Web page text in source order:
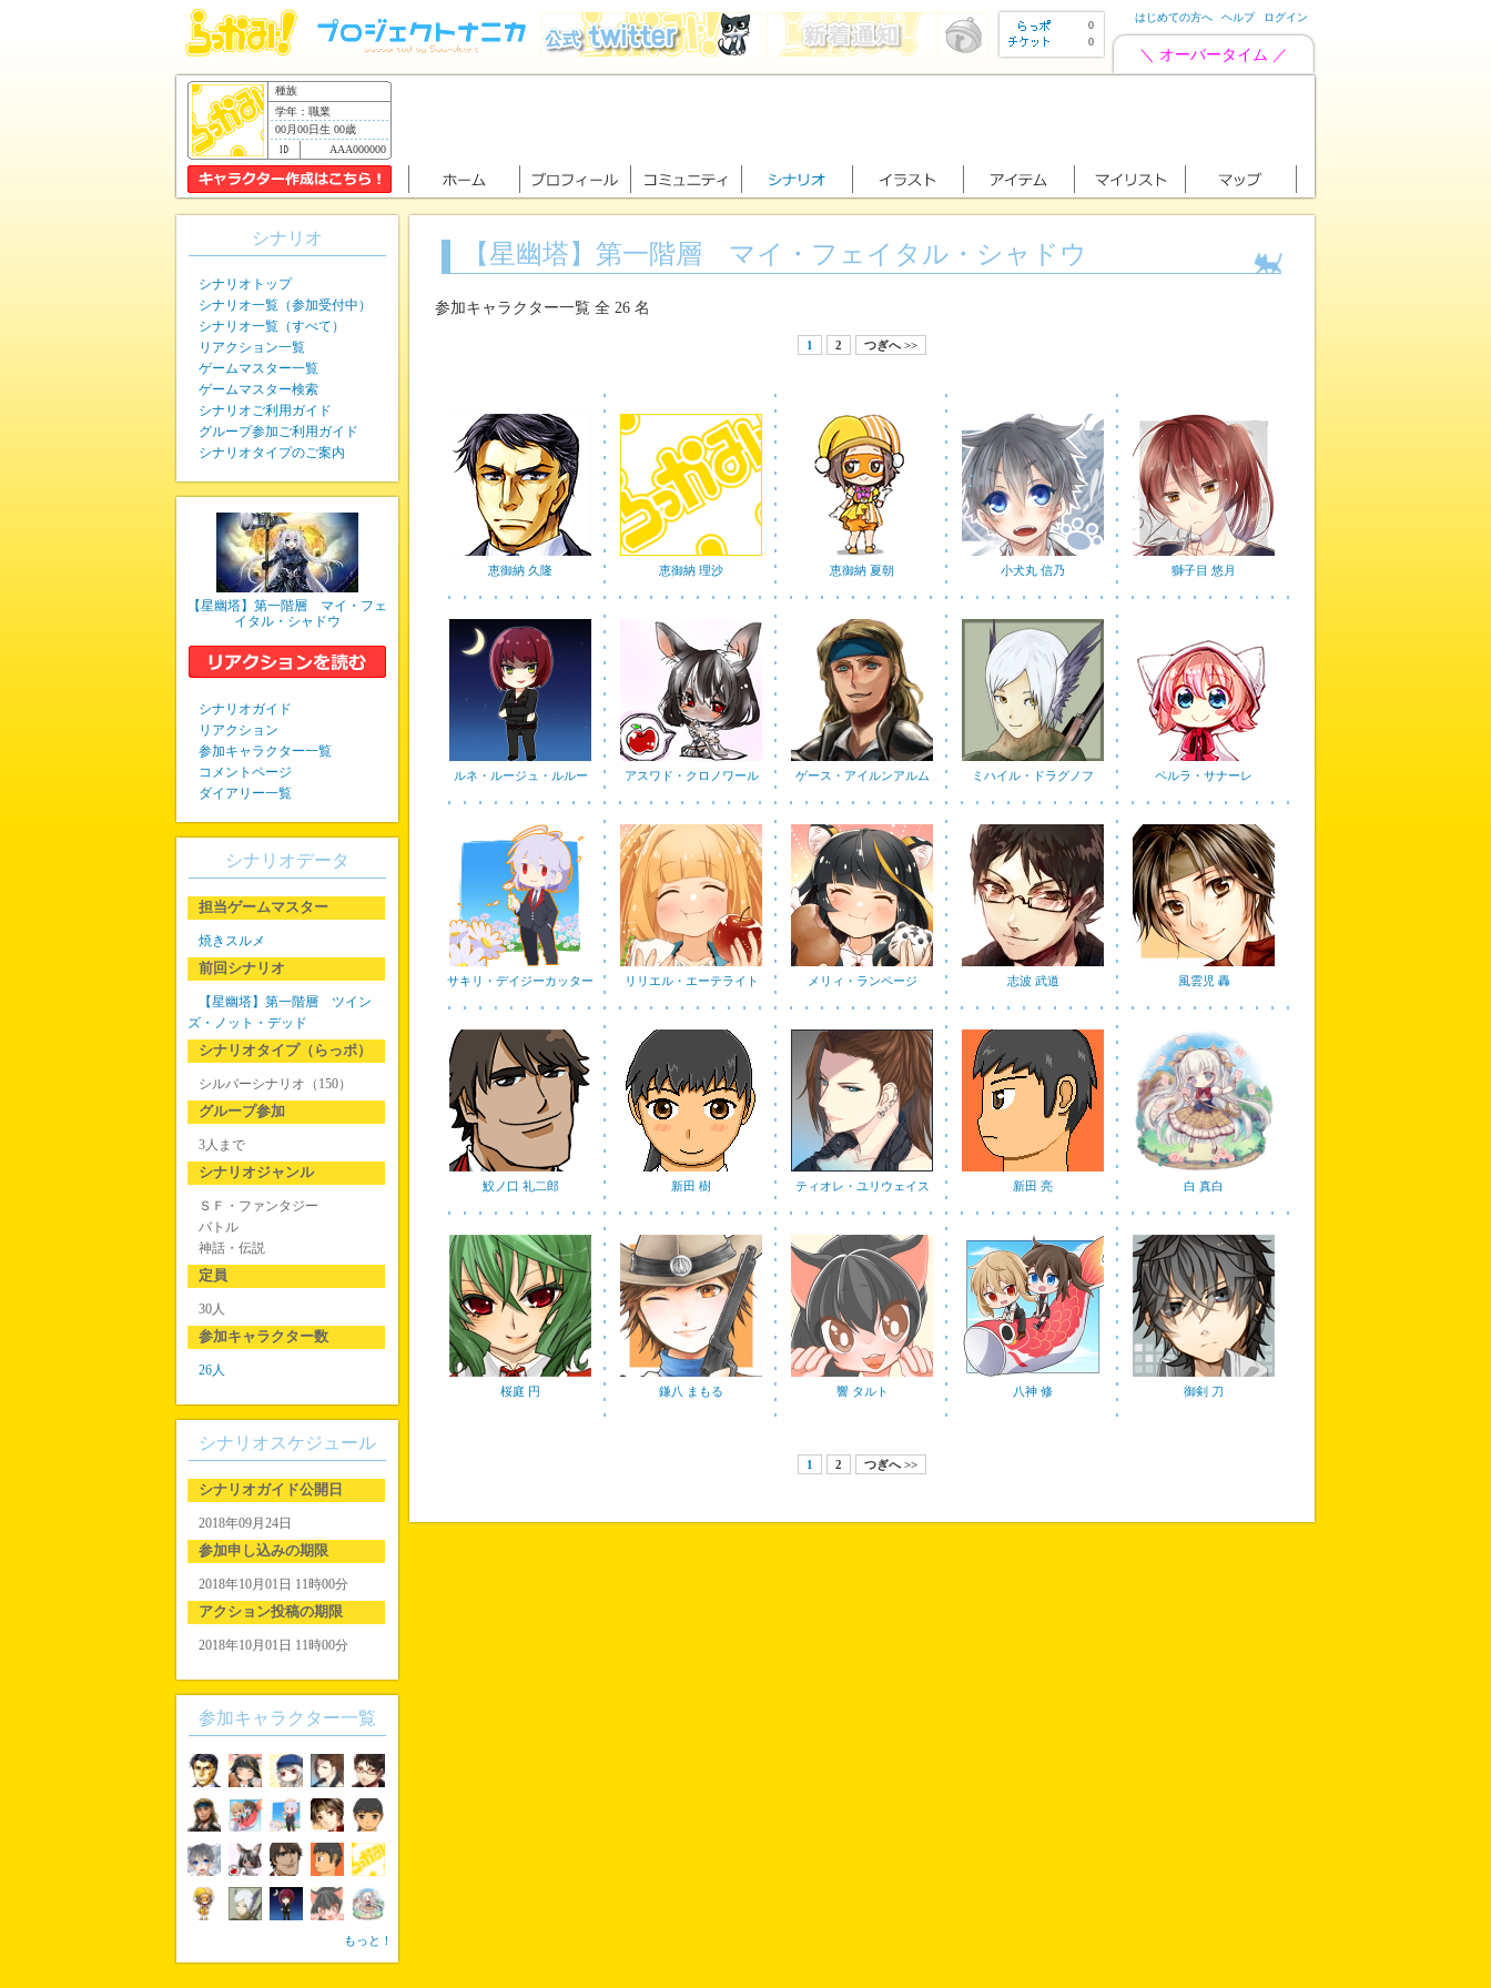
0
0
はじめての方へ ヘルプ ログイン
＼ オーバータイム ／
種族
学年：職業
00月00日生 00歳
AAA000000
【星幽塔】第一階層 マイ・フェイタル・シャドウ
参加キャラクター一覧 全 26 名
1 2 つぎへ >>
恵御納 久隆 恵御納 理沙 恵御納 夏朝 小犬丸 信乃 獅子目 悠月
ルネ・ルージュ・ルルー アスワド・クロノワール ゲース・アイルンアルム ミハイル・ドラグノフ ペルラ・サナーレ
サキリ・デイジーカッター リリエル・エーテライト メリィ・ランページ 志波 武道 風雲児 轟
鮫ノ口 礼二郎 新田 樹 ティオレ・ユリウェイス 新田 亮 白 真白
桜庭 円 鎌八 まもる 響 タルト 八神 修 御剣 刀
1 2 つぎへ >>
シナリオ
シナリオトップ
シナリオ一覧（参加受付中）
シナリオ一覧（すべて）
リアクション一覧
ゲームマスター一覧
ゲームマスター検索
シナリオご利用ガイド
グループ参加ご利用ガイド
シナリオタイプのご案内
【星幽塔】第一階層 マイ・フェ
イタル・シャドウ
シナリオガイド
リアクション
参加キャラクター一覧
コメントページ
ダイアリー一覧
シナリオデータ
担当ゲームマスター
焼きスルメ
前回シナリオ
【星幽塔】第一階層 ツイン
ズ・ノット・デッド
シナリオタイプ（らっポ）
シルバーシナリオ（150）
グループ参加
3人まで
シナリオジャンル
ＳＦ・ファンタジー
バトル
神話・伝説
定員
30人
参加キャラクター数
26人
シナリオスケジュール
シナリオガイド公開日
2018年09月24日
参加申し込みの期限
2018年10月01日 11時00分
アクション投稿の期限
2018年10月01日 11時00分
参加キャラクター一覧
もっと！